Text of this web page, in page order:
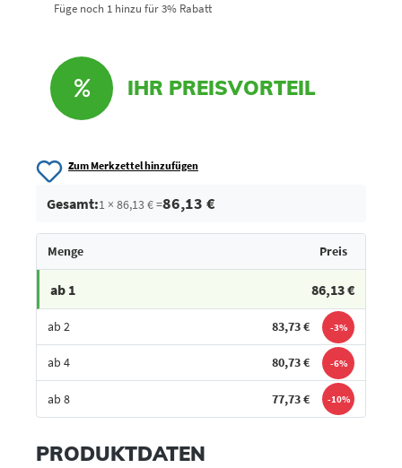
Füge noch 1 hinzu für 3% Rabatt
IHR PREISVORTEIL
Zum Merkzettel hinzufügen
Gesamt:1 × 86,13 € =86,13 €
Menge Preis
ab 1 86,13 €
ab 2 83,73 € -3%
ab 4 80,73 € -6%
ab 8 77,73 € -10%
Bestes Angebot
PRODUKTDATEN